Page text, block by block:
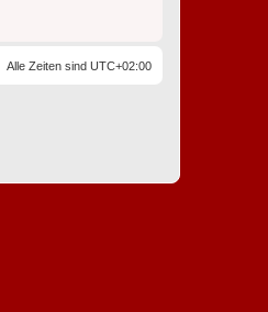
Alle Zeiten sind UTC+02:00